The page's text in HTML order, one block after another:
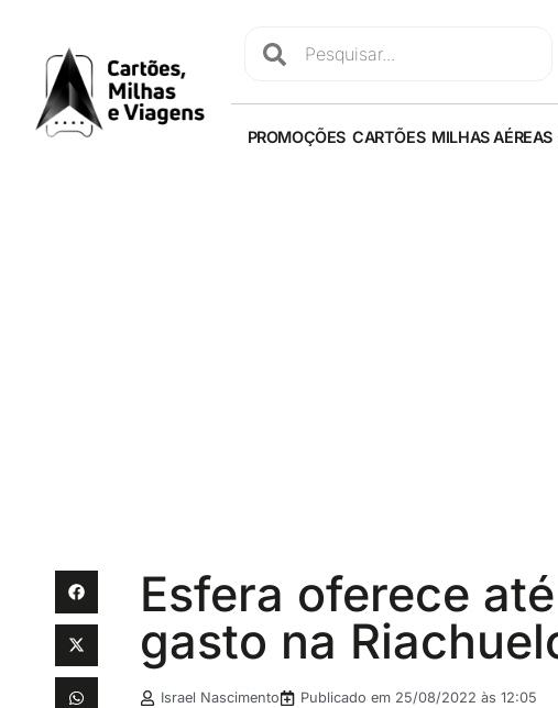
PROMOÇÕES CARTÕES MILHAS AÉREAS
Esfera oferece
gasto na
Israel Nascimento Publicado em 25/08/2022 às 12:05